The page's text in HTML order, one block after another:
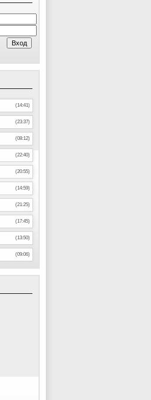
(14:41)
(23:37)
(08:12)
(22:40)
(20:55)
(14:59)
(21:25)
(17:45)
(13:50)
(09:06)